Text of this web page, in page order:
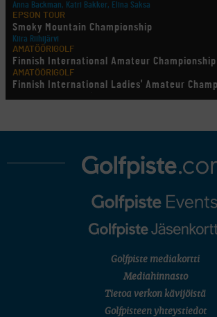
Anna Backman, Katri Bakker, Elina Saksa
EPSON TOUR
Smoky Mountain Championship
Kiira Riihijärvi
AMATÖÖRIGOLF
Finnish International Amateur
AMATÖÖRIGOLF
Finnish International Ladies' Amateur
U18/FJT/Aulanko)
LEGENDS TOUR
U.S. Women's Amateur Championship
English Boys' (U14) Open Amateur Stroke
Eeli Krankka, Lionel Mutikainen
Kivitippu Classic Invitational 2026
SM-reikäpeli (M50/Kymen Golf)
7 (U18 ja U21/pojat/Tahko)
Golfpiste mediakortti
Mediahinnasto
Tietoa verkon kävijöistä
Golfpisteen yhteystiedot